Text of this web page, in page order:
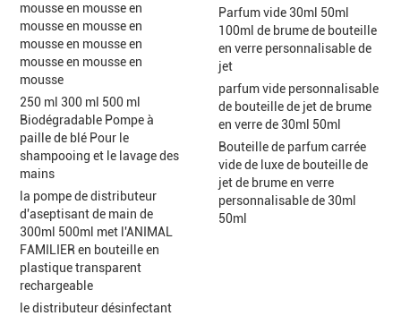
mousse en mousse en
mousse en mousse en
mousse en mousse en
mousse en mousse en
mousse
250 ml 300 ml 500 ml
Biodégradable Pompe à
paille de blé Pour le
shampooing et le lavage des
mains
la pompe de distributeur
d'aseptisant de main de
300ml 500ml met l'ANIMAL
FAMILIER en bouteille en
plastique transparent
rechargeable
le distributeur désinfectant
Parfum vide 30ml 50ml
100ml de brume de bouteille
en verre personnalisable de
jet
parfum vide personnalisable
de bouteille de jet de brume
en verre de 30ml 50ml
Bouteille de parfum carrée
vide de luxe de bouteille de
jet de brume en verre
personnalisable de 30ml
50ml